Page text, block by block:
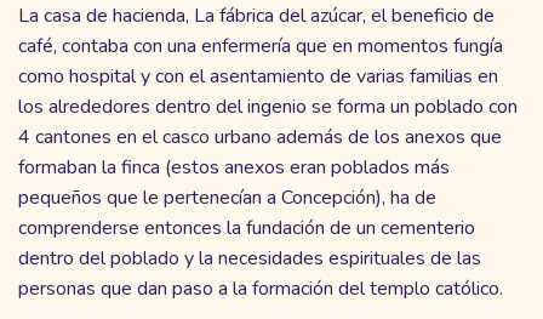
La casa de hacienda, La fábrica del azúcar, el beneficio de
café, contaba con una enfermería que en momentos fungía
como hospital y con el asentamiento de varias familias en
los alrededores dentro del ingenio se forma un poblado con
4 cantones en el casco urbano además de los anexos que
formaban la finca (estos anexos eran poblados más
pequeños que le pertenecían a Concepción), ha de
comprenderse entonces la fundación de un cementerio
dentro del poblado y la necesidades espirituales de las
personas que dan paso a la formación del templo católico.